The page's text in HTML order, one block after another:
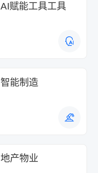
AI赋能工具工具
智能制造
地产物业